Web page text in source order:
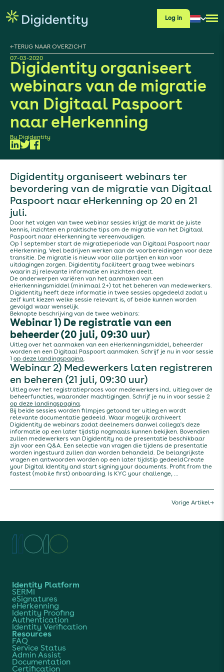
Log in
←TERUG NAAR OVERZICHT
07-03-2020
Digidentity organiseert
webinars van de migratie
van Digitaal Paspoort
naar eHerkenning
By Digidentity
Digidentity organiseert webinars ter
bevordering van de migratie van Digitaal
Paspoort naar eHerkenning op 20 en 21
juli.
Door het volgen van twee webinar sessies krijgt de markt de juiste
kennis, inzichten en praktische tips om de migratie van het Digitaal
Paspoort naar eHerkenning te vereenvoudigen.
Op 1 september start de migratieperiode van Digitaal Paspoort naar
eHerkenning. Veel bedrijven werken aan de voorbereidingen voor deze
transitie. De migratie is nieuw voor alle partijen en kan voor
uitdagingen zorgen. Digidentity faciliteert graag twee webinars
waarin zij relevante informatie en inzichten deelt.
De onderwerpen variëren van het aanmaken van een
eHerkenningsmiddel (minimaal 2+) tot het beheren van medewerkers.
Digidentity heeft deze informatie in twee sessies opgedeeld zodat u
zelf kunt kiezen welke sessie relevant is, of beide kunnen worden
gevolgd waar wenselijk.
Beknopte beschrijving van de twee webinars:
Webinar 1) De registratie van een
beheerder (20 juli, 09:30 uur)
Uitleg over het aanmaken van een eHerkenningsmiddel, beheerder
worden en een Digitaal Paspoort aanmaken. Schrijf je nu in voor sessie
1 op deze landingspagina.
Webinar 2) Medewerkers laten registreren
en beheren (21 juli, 09:30 uur)
Uitleg over het registratieproces voor medewerkers incl. uitleg over de
beheerfuncties, waaronder machtigingen. Schrijf je nu in voor sessie 2
op deze landingspagina.
Bij beide sessies worden filmpjes getoond ter uitleg en wordt
relevante documentatie gedeeld. Waar mogelijk archiveert
Digidentity de webinars zodat deelnemers danwel collega's deze
informatie op een later tijdstip nogmaals kunnen bekijken. Bovendien
zullen medewerkers van Digidentity na de presentatie beschikbaar
zijn voor een Q&A. Een selectie van vragen die tijdens de presentatie
worden ingestuurd zullen dan worden behandeld. De belangrijkste
vragen en antwoorden worden op een later tijdstip gedeeldCreate
your Digital Identity and start signing your documents. Profit from the
fastest (mobile first) onboarding. Is KYC your challenge, ...
Vorige Artikel→
Identity Platform
SERMI
eSignatures
eHerkenning
Identity Proofing
Authentication
Identity Verification
Resources
FAQ
Service Status
Admin Assist
Documentation
Certification